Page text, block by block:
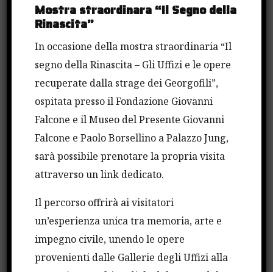
conoscenza e ad altre istituzioni, per consentire ai
giovani laureati maggiori possibilità di
inserimento nella vita lavorativa. Istituzioni come
il Parlamento siciliano hanno il dovere di
valorizzare i migliori studenti dell’Isola, troppo
spesso costretti a emigrare per dimostrare le loro
capacità. Fin dal primo anno di legislatura ho
sostenuto questo progetto perché è lontano
dall’antimafia di maniera e intriso, invece, di
concretezza e vicinanza alla società civile”.
“Ritengo inoltre, come sosteneva Giovanni Falcone
– ha aggiunto Miccichè – che Cosa nostra vada
combattuta non solo con la repressione ma con
l’educazione dei giovani. Il fenomeno mafioso
Mostra straordinara “Il Segno della
Rinascita”
In occasione della mostra straordinaria “Il
segno della Rinascita – Gli Uffizi e le opere
recuperate dalla strage dei Georgofili”,
ospitata presso il Fondazione Giovanni
Falcone e il Museo del Presente Giovanni
Falcone e Paolo Borsellino a Palazzo Jung,
sarà possibile prenotare la propria visita
attraverso un link dedicato.
Il percorso offrirà ai visitatori
un’esperienza unica tra memoria, arte e
impegno civile, unendo le opere
provenienti dalle Gallerie degli Uffizi alla